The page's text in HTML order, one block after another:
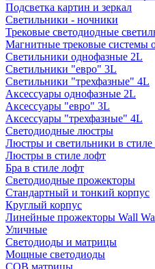
Подсветка картин и зеркал
Светильники - ночники
Трековые светодиодные
Магнитные трековые системы
Светильники однофазные 2L
Светильники "евро" 3L
Светильники "трехфазные" 4L
Аксессуары однофазные 2L
Аксессуары "евро" 3L
Аксессуары "трехфазные" 4L
Светодиодные люстры
Люстры и светильники в стиле
Люстры в стиле лофт
Бра в стиле лофт
Светодиодные прожекторы
Стандартный и тонкий корпус
Круглый корпус
Линейные прожекторы Wall
Уличные
Светодиоды и матрицы
Мощные светодиоды
COB матрицы